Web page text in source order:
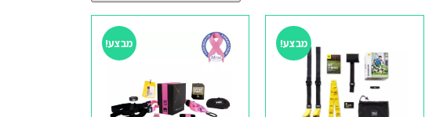
מבצע! מבצע!